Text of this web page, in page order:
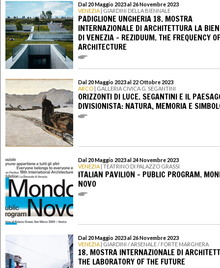
Dal 20 Maggio 2023 al 26 Novembre 2023
VENEZIA | GIARDINI DELLA BIENNALE
PADIGLIONE UNGHERIA 18. MOSTRA
INTERNAZIONALE DI ARCHITETTURA LA
DI VENEZIA - REZIDUUM. THE FREQUENCY OF
ARCHITECTURE
Dal 20 Maggio 2023 al 22 Ottobre 2023
ARCO | GALLERIA CIVICA G. SEGANTINI
ORIZZONTI DI LUCE. SEGANTINI E IL
DIVISIONISTA: NATURA, MEMORIA E
Dal 20 Maggio 2023 al 24 Novembre 2023
VENEZIA | TEATRINO DI PALAZZO GRASSI
ITALIAN PAVILION – PUBLIC PROGRAM.
NOVO
Dal 20 Maggio 2023 al 26 Novembre 2023
VENEZIA | GIARDINI / ARSENALE / FORTE MARGHERA
18. MOSTRA INTERNAZIONALE DI
THE LABORATORY OF THE FUTURE